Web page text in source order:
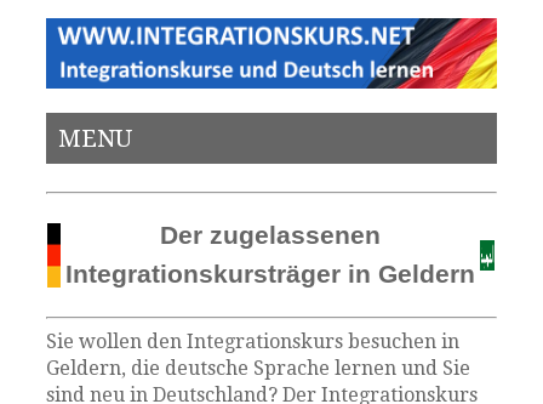
MENU
Der zugelassenen
Integrationskursträger in Geldern
Sie wollen den Integrationskurs besuchen in
Geldern, die deutsche Sprache lernen und Sie
sind neu in Deutschland? Der Integrationskurs